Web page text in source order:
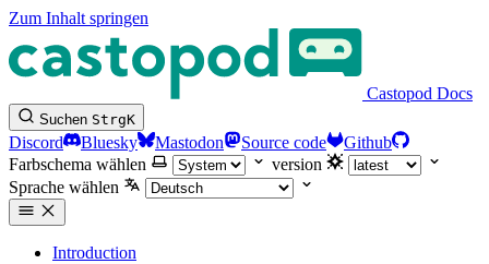
Zum Inhalt springen
Castopod Docs
Suchen StrgK
Discord Bluesky Mastodon Source code
Github
Farbschema wählen
version
Sprache wählen
Introduction